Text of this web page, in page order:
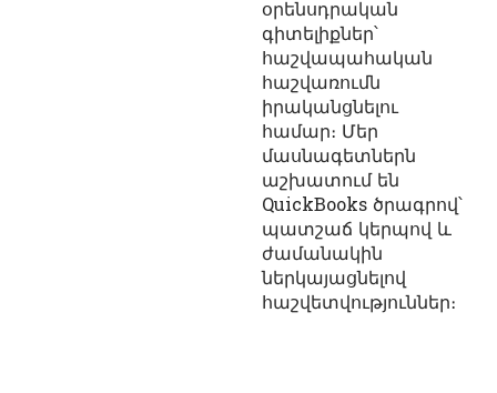
օրենսդրական
գիտելիքներ՝
հաշվապահական
հաշվառումն
իրականցնելու
համար։ Մեր
մասնագետներն
աշխատում են
QuickBooks ծրագրով՝
պատշաճ կերպով և
ժամանակին
ներկայացնելով
հաշվետվություններ։